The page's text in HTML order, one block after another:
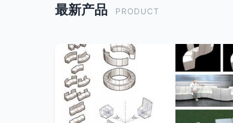
最新产品 PRODUCT